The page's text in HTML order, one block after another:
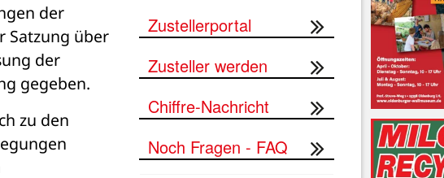
der
Satzung über
der
gegeben.
zu den
Zustellerportal
Zusteller werden
Chiffre-Nachricht
Noch Fragen - FAQ